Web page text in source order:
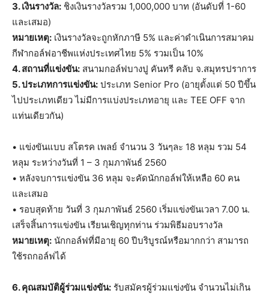
3. เงินรางวัล: ชิงเงินรางวัลรวม 1,000,000 บาท (อันดับที่ 1-60
และเสมอ)
หมายเหตุ: เงินรางวัลจะถูกหักภาษี 5% และค่าดำเนินการสมาคม
กีฬากอล์ฟอาชีพแห่งประเทศไทย 5% รวมเป็น 10%
4. สถานที่แข่งขัน: สนามกอล์ฟบางปู คันทรี คลับ จ.สมุทรปราการ
5. ประเภทการแข่งขัน: ประเภท Senior Pro (อายุตั้งแต่ 50 ปีขึ้น
ไปประเภทเดียว ไม่มีการแบ่งประเภทอายุ และ TEE OFF จาก
แท่นเดียวกัน)
• แข่งขันแบบ สโตรค เพลย์ จำนวน 3 วันๆละ 18 หลุม รวม 54
หลุม ระหว่างวันที่ 1 – 3 กุมภาพันธ์ 2560
• หลังจบการแข่งขัน 36 หลุม จะคัดนักกอล์ฟให้เหลือ 60 คน
และเสมอ
• รอบสุดท้าย วันที่ 3 กุมภาพันธ์ 2560 เริ่มแข่งขันเวลา 7.00 น.
เสร็จสิ้นการแข่งขัน เรียนเชิญทุกท่าน ร่วมพิธีมอบรางวัล
หมายเหตุ: นักกอล์ฟที่มีอายุ 60 ปีบริบูรณ์หรือมากกว่า สามารถ
ใช้รถกอล์ฟได้
6. คุณสมบัติผู้ร่วมแข่งขัน: รับสมัครผู้ร่วมแข่งขัน จำนวนไม่เกิน